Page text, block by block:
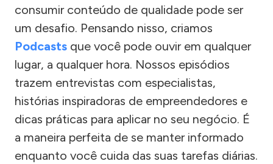
consumir conteúdo de qualidade pode ser
um desafio. Pensando nisso, criamos
Podcasts que você pode ouvir em qualquer
lugar, a qualquer hora. Nossos episódios
trazem entrevistas com especialistas,
histórias inspiradoras de empreendedores e
dicas práticas para aplicar no seu negócio. É
a maneira perfeita de se manter informado
enquanto você cuida das suas tarefas diárias.